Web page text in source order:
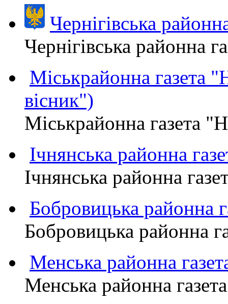
Чернігівська
Чернігівська
Міськрайонна
вісник")
Міськрайонна газета
Ічнянська районна
Ічнянська районна
Бобровицька
Бобровицька
Менська районна
Менська районна